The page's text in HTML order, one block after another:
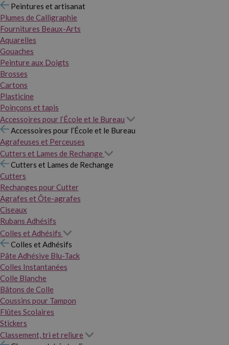
Peintures et artisanat
Plumes de Calligraphie
Fournitures Beaux-Arts
Aquarelles
Gouaches
Peinture aux Doigts
Brosses
Cartons
Plasticine
Poinçons et tapis
Accessoires pour l’École et le Bureau
Accessoires pour l’École et le Bureau
Agrafeuses et Perceuses
Cutters et Lames de Rechange
Cutters et Lames de Rechange
Cutters
Rechanges pour Cutter
Agrafes et Ôte-agrafes
Ciseaux
Rubans Adhésifs
Colles et Adhésifs
Colles et Adhésifs
Pâte Adhésive Blu-Tack
Colles Instantanées
Colle Blanche
Bâtons de Colle
Coussins pour Tampon
Flûtes Scolaires
Stickers
Classement, tri et reliure